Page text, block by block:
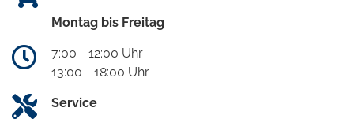
Montag bis Freitag
7:00 - 12:00 Uhr
13:00 - 18:00 Uhr
Service